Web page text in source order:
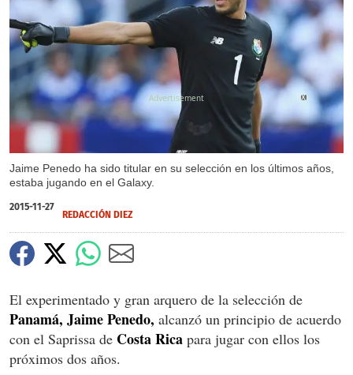
Jaime Penedo ha sido titular en su selección en los últimos años,
estaba jugando en el Galaxy.
X
2015-11-27
REDACCIÓN DIEZ
El experimentado y gran arquero de la selección de
Panamá, Jaime Penedo, alcanzó un principio de acuerdo
con el Saprissa de Costa Rica para jugar con ellos los
próximos dos años.